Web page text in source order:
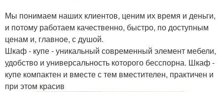
Мы понимаем наших клиентов, ценим их время и деньги,
и потому работаем качественно, быстро, по доступным
ценам и, главное, с душой.
Шкаф - купе - уникальный современный элемент мебели,
удобство и универсальность которого бесспорна. Шкаф -
купе компактен и вместе с тем вместителен, практичен и
при этом красив